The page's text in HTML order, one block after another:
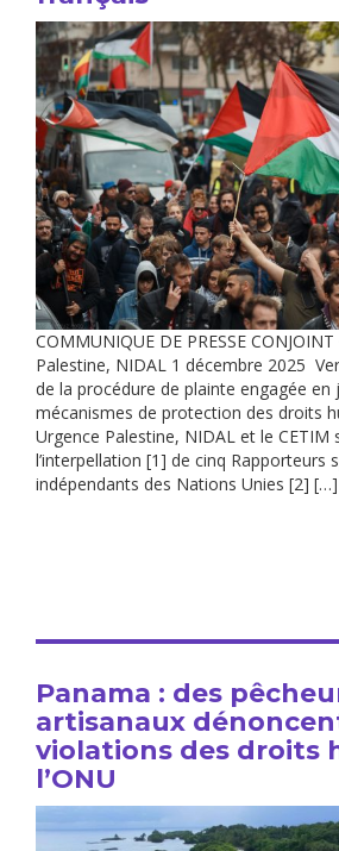
COMMUNIQUE DE PRESSE
Palestine, NIDAL 1 décembre 2025
de la procédure de plainte engagée en
mécanismes de protection des droits
Urgence Palestine, NIDAL et le CETIM
l’interpellation [1] de cinq Rapporteurs
indépendants des Nations Unies [2] […]
Panama : des
artisanaux
violations des droits
l’ONU